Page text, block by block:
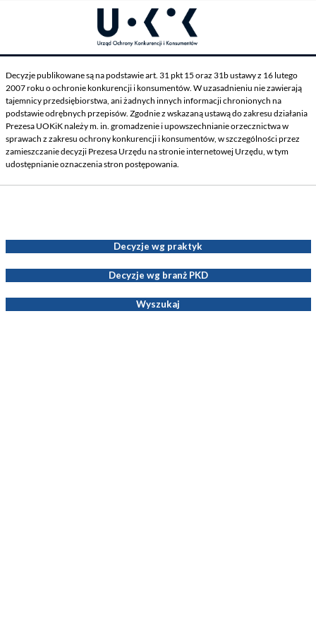
Decyzje publikowane są na podstawie art. 31 pkt 15 oraz 31b ustawy z 16 lutego
2007 roku o ochronie konkurencji i konsumentów. W uzasadnieniu nie zawierają
tajemnicy przedsiębiorstwa, ani żadnych innych informacji chronionych na
podstawie odrębnych przepisów. Zgodnie z wskazaną ustawą do zakresu działania
Prezesa UOKiK należy m. in. gromadzenie i upowszechnianie orzecznictwa w
sprawach z zakresu ochrony konkurencji i konsumentów, w szczególności przez
zamieszczanie decyzji Prezesa Urzędu na stronie internetowej Urzędu, w tym
udostępnianie oznaczenia stron postępowania.
Decyzje wg praktyk
Decyzje wg branż PKD
Wyszukaj